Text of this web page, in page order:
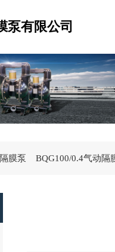
泵有限公司
膜泵 BQG100/0.4气动隔